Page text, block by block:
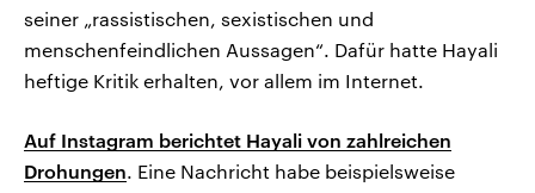
seiner „rassistischen, sexistischen und
menschenfeindlichen Aussagen“. Dafür hatte Hayali
heftige Kritik erhalten, vor allem im Internet.
Auf Instagram berichtet Hayali von zahlreichen
Drohungen. Eine Nachricht habe beispielsweise